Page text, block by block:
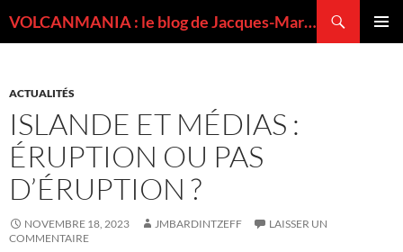
VOLCANMANIA : le blog de Jacques-Marie BARDINTZEFF, volcanologue
ACTUALITÉS
ISLANDE ET MÉDIAS :
ÉRUPTION OU PAS
D’ÉRUPTION ?
NOVEMBRE 18, 2023 JMBARDINTZEFF
LAISSER UN
COMMENTAIRE